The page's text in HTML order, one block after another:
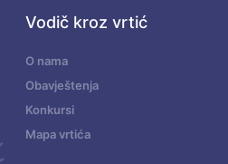
Vodič kroz vrtić
O nama
Obavještenja
Konkursi
Mapa vrtića